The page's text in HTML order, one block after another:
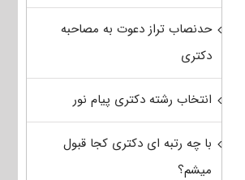
حدنصاب تراز دعوت به مصاحبه
دکتری
انتخاب رشته دکتری پیام نور
با چه رتبه ای دکتری کجا قبول
میشم؟